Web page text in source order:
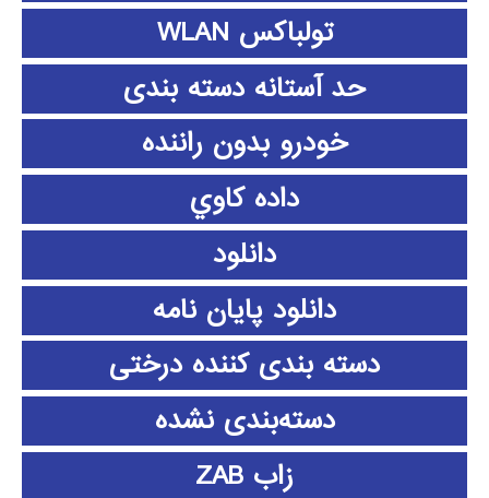
تولباکس WLAN
حد آستانه دسته بندی
خودرو بدون راننده
داده كاوي
دانلود
دانلود پايان نامه
دسته بندی کننده درختی
دسته‌بندی نشده
زاب ZAB